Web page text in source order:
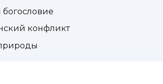
богословие
конфликт